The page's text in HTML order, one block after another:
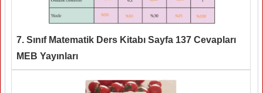
7. Sınıf Matematik Ders Kitabı Sayfa 137 Cevapları
MEB Yayınları